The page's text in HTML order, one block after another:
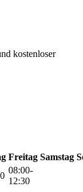
kostenloser
Freitag Samstag
08:00-
12:30